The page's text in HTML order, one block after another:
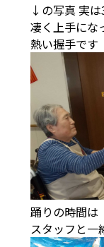
↓の写真 実
凄く上手にな
熱い握手です
踊りの時間は
スタッフと一